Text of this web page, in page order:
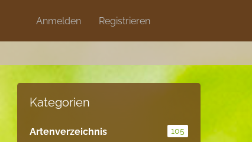
Anmelden Registrieren
Discord Artikel Blog
Kategorien
Artenverzeichnis 105